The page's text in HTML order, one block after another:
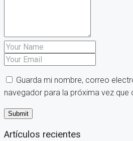
Guarda mi nombre, correo
navegador para la próxima vez que
Artículos recientes